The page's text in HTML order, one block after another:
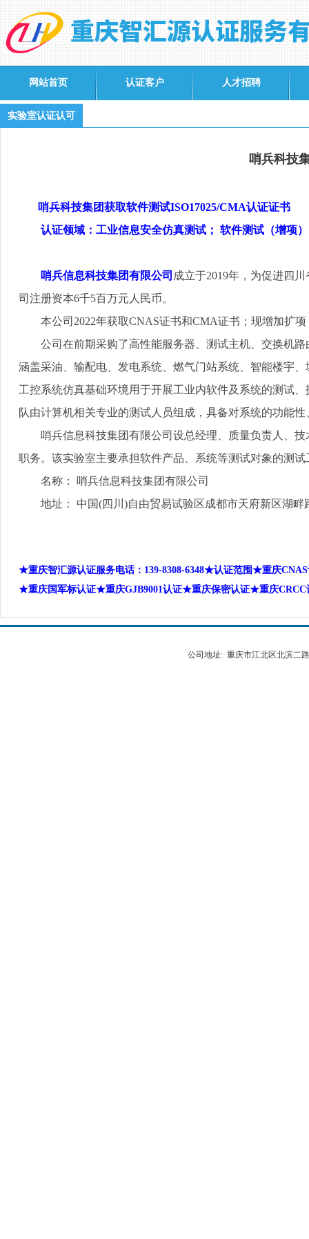
网站首页 认证客户 人才招聘
实验室认证认可
哨兵科技
哨兵科技集团获取软件测试ISO17025/CMA认证证书
认证领域：工业信息安全仿真测试； 软件测试（增项）
哨兵信息科技集团有限公司 成立于2019年，为促进四
司注册资本6千5百万元人民币。
本公司 2022年获取CNAS证书和CMA证书；现增加扩项
公司在前期采购了高性能服务器、测试主机、交换机路
涵盖采油、输配电、发电系统、燃气门站系统、智能楼宇
工控系统仿真基础环境用于开展工业内软件及系统的测试
队由计算机相关专业的测试人员组成，具备对系统的功能
哨兵信息科技集团有限公司设总经理、质量负责人、技
职务。该实验室主要承担软件产品、系统等测试对象的测试
名称： 哨兵信息科技集团有限公司
地址： 中国(四川 )自由贸易试验区成都市天府新区湖畔
★重庆智汇源认证服务电话： 139-8308-6348★认证范围★重庆CNAS
★重庆国军标认证★重庆GJB9001认证★重庆保密认证★重庆CRCC
公司地址: 重庆市江北区北滨二